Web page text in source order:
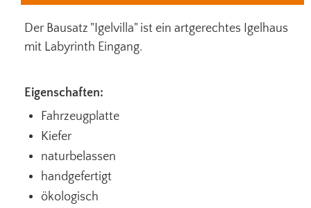
Der Bausatz "Igelvilla" ist ein artgerechtes Igelhaus
mit Labyrinth Eingang.
Eigenschaften:
Fahrzeugplatte
Kiefer
naturbelassen
handgefertigt
ökologisch